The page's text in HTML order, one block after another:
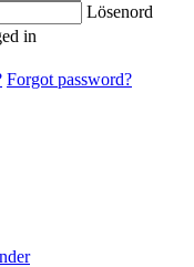
Lösenord
in
Forgot password?